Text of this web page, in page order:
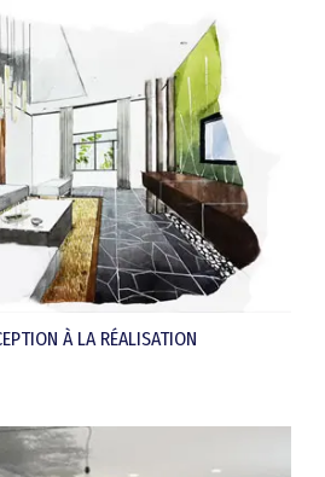
À LA RÉALISATION